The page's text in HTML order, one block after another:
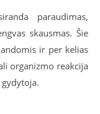
paraudimas,
skausmas. Šie
ir per kelias
organizmo reakcija